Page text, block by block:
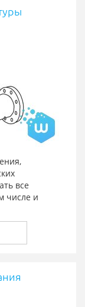
все
числе и